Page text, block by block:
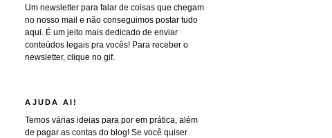
Um newsletter para falar de coisas que chegam
no nosso mail e não conseguimos postar tudo
aqui. É um jeito mais dedicado de enviar
conteúdos legais pra vocês! Para receber o
newsletter, clique no gif.
AJUDA AI!
Temos várias ideias para por em prática, além
de pagar as contas do blog! Se você quiser